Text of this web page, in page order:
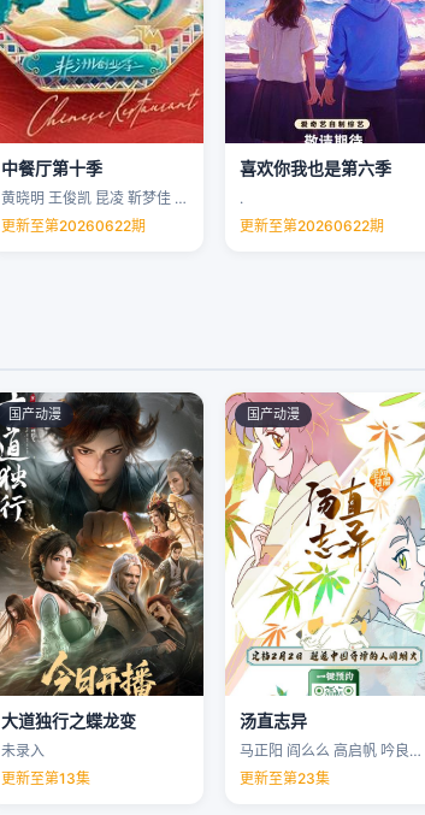
中餐厅第十季
黄晓明 王俊凯 昆凌 靳梦佳 …
更新至第20260622期
喜欢你我也是第六季
.
更新至第20260622期
国产动漫
大道独行之蝶龙变
未录入
更新至第13集
国产动漫
汤直志异
马正阳 阎么么 高启帆 吟良犬 …
更新至第23集